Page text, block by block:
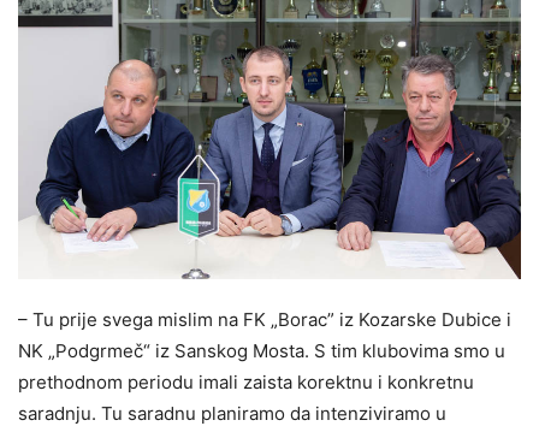
– Tu prije svega mislim na FK „Borac” iz Kozarske Dubice i
NK „Podgrmeč“ iz Sanskog Mosta. S tim klubovima smo u
prethodnom periodu imali zaista korektnu i konkretnu
saradnju. Tu saradnu planiramo da intenziviramo u